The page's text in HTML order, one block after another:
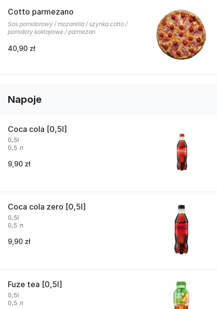
Cotto parmezano
Sos pomidorowy / mozarella / szynka cotto /
pomidory koktajlowe / parmezan
40,90 zł
Napoje
Coca cola [0,5l]
0,5l
0,5 л
9,90 zł
Coca cola zero [0,5l]
0,5l
0,5 л
9,90 zł
Fuze tea [0,5l]
0,5l
0,5 л